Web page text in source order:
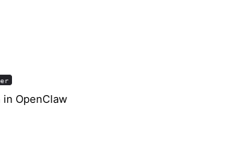
OpenClaw